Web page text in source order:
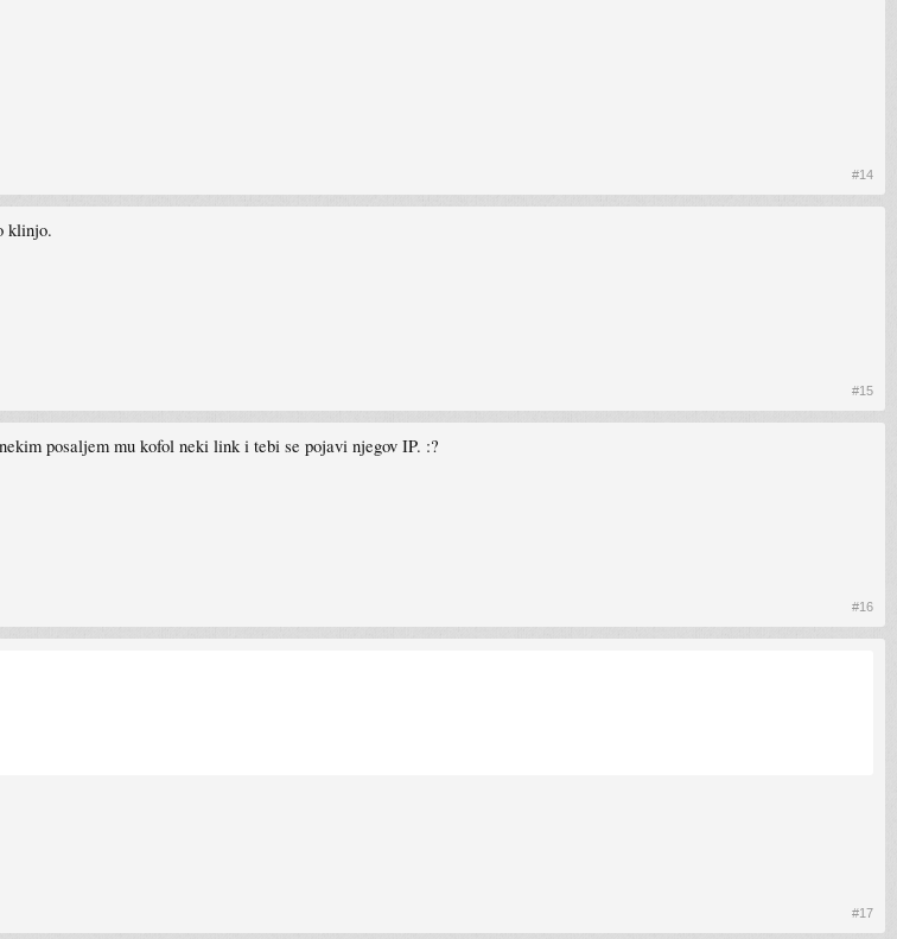
#14
klinjo.
#15
posaljem mu kofol neki link i tebi se pojavi njegov IP. :?
#16
#17